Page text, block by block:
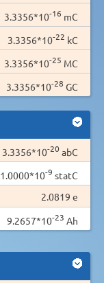
3.3356*10-16 mC
3.3356*10-22 kC
3.3356*10-25 MC
3.3356*10-28 GC
3.3356*10-20 abC
1.0000*10-9 statC
2.0819 e
9.2657*10-23 Ah